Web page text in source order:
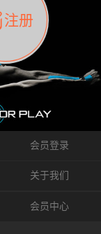
出现过任何瘙痒的迹
个身体，不同的部位
因此我们KINESIO要做
竭尽全力的降低致敏
致敏率。那到底是什
？我整理了以下内容
予大家帮助。首先我
，然后简说一下
应对。我把导致过敏的
因。外因1，贴布贴布
回缩率、纤维的刺激
激，从而引起过敏瘙
现代医学上，这种细胞
被否定，但在体内有
们起着保持身体平衡
不像药物那样在短时
过花费时间创造一个
等）的环境来减轻症
神、运动的平衡被破
态变化。 在一定的状
捉异常，并在细胞之
可以收集各自所需的
锁反应）。 如果这种
。 因此，身体所需的
挥作用，反而会造成
效贴的作用，就是解
柔的刺激，增加患部
雪花”贴布不会妨碍皮
辅助修复关节周围组
关节或肌肉表面，释
“雪花”贴扎疗法是一
间质液之间自然流动
质被称为人体的新器
身体的网络是由坚韧
撑的相互连接的充满
作为脏器，这是人体
20%（相比之下，皮
生和恢复。“1”“雪花”
善受影响的关节和肌
注册
会员登录
关于我们
会员中心